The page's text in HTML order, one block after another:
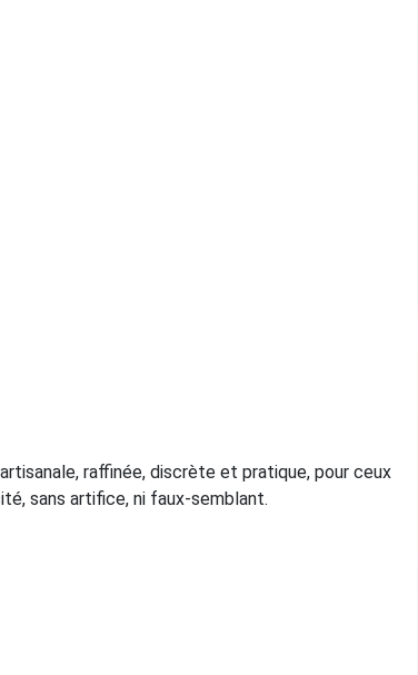
raffinée, discrète et pratique, pour ceux
sans artifice, ni faux-semblant.